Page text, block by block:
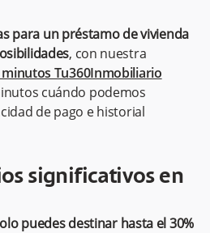
para un préstamo de vivienda
, con nuestra
Tu360Inmobiliario
cuándo podemos
de pago e historial
significativos en
puedes destinar hasta el 30%